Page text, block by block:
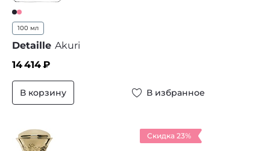
100 мл
Detaille Akuri
14 414₽
В корзину В избранное
Скидка 23%